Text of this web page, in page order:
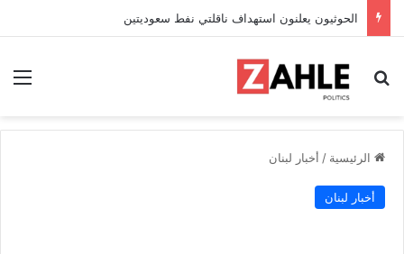
الحوثيون يعلنون استهداف ناقلتي نفط سعوديتين
بحث عن
الرئيسية / أخبار لبنان
أخبار لبنان